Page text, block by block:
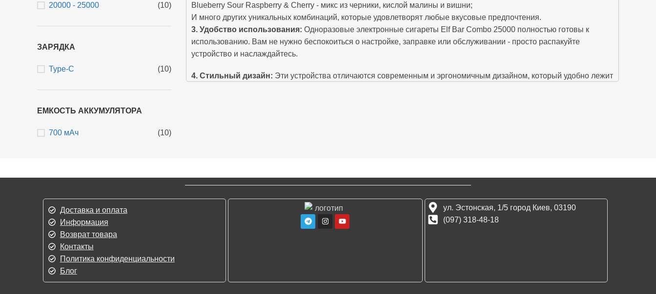
20000 - 25000 (10)
ЗАРЯДКА
Type-C (10)
ЕМКОСТЬ АККУМУЛЯТОРА
700 мАч (10)
Blueberry Sour Raspberry & Cherry - микс из черники, кислой малины и вишни;
И много других уникальных комбинаций, которые удовлетворят любые вкусовые предпочтения.
3. Удобство использования: Одноразовые электронные сигареты Elf Bar Combo 25000 полностью готовы к
использованию. Вам не нужно беспокоиться о настройке, заправке или обслуживании - просто распакуйте
устройство и наслаждайтесь.
4. Стильный дизайн: Эти устройства отличаются современным и эргономичным дизайном, который удобно лежит
1. Сколько длится одна Elf Bar Combo 25000?
Доставка и оплата
Информация
Возврат товара
Контакты
Политика конфиденциальности
Блог
ул. Эстонская, 1/5 город Киев, 03190
(097) 318-48-18